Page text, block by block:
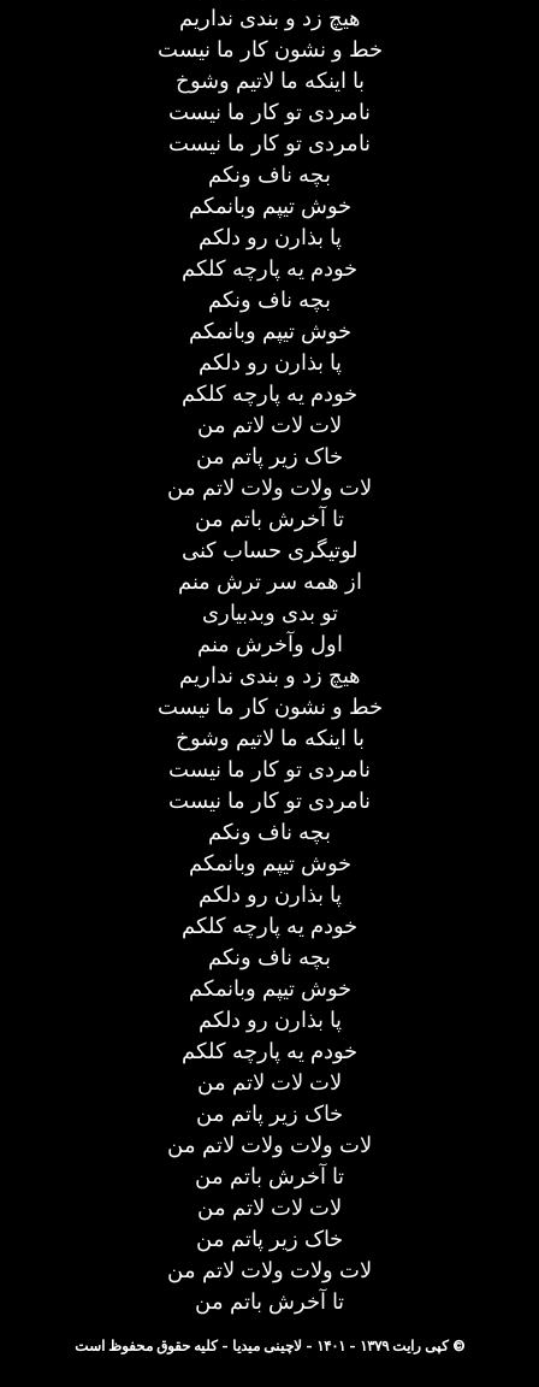
هیچ زد و بندی نداریم
خط و نشون کار ما نیست
با اینکه ما لاتیم وشوخ
نامردی تو کار ما نیست
نامردی تو کار ما نیست
بچه ناف ونکم
خوش تیپم وبانمکم
پا بذارن رو دلکم
خودم یه پارچه کلکم
بچه ناف ونکم
خوش تیپم وبانمکم
پا بذارن رو دلکم
خودم یه پارچه کلکم
لات لات لاتم من
خاک زیر پاتم من
لات ولات ولات لاتم من
تا آخرش باتم من
لوتیگری حساب کنی
از همه سر ترش منم
تو بدی وبدبیاری
اول وآخرش منم
هیچ زد و بندی نداریم
خط و نشون کار ما نیست
با اینکه ما لاتیم وشوخ
نامردی تو کار ما نیست
نامردی تو کار ما نیست
بچه ناف ونکم
خوش تیپم وبانمکم
پا بذارن رو دلکم
خودم یه پارچه کلکم
بچه ناف ونکم
خوش تیپم وبانمکم
پا بذارن رو دلکم
خودم یه پارچه کلکم
لات لات لاتم من
خاک زیر پاتم من
لات ولات ولات لاتم من
تا آخرش باتم من
لات لات لاتم من
خاک زیر پاتم من
لات ولات ولات لاتم من
تا آخرش باتم من
© کپی رایت ۱۳۷۹ - ۱۴۰۱ - لاچینی میدیا - کلیه حقوق محفوظ است